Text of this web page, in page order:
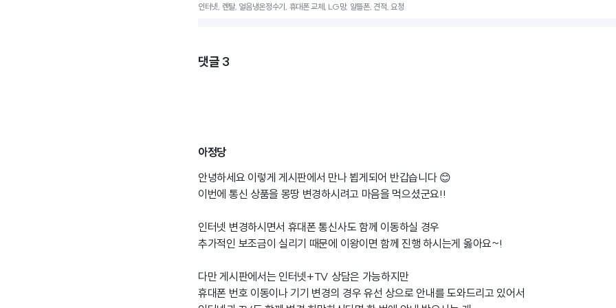
인터넷, 렌탈, 얼음냉온정수기, 휴대폰 교체, LG망, 알뜰폰, 견적, 요청
댓글 3
아정당
안녕하세요 이렇게 게시판에서 만나 뵙게되어 반갑습니다 😊
이번에 통신 상품을 몽땅 변경하시려고 마음을 먹으셨군요!!
인터넷 변경하시면서 휴대폰 통신사도 함께 이동하실 경우
추가적인 보조금이 실리기 때문에 이왕이면 함께 진행 하시는게 옳아요~!
다만 게시판에서는 인터넷+TV 상담은 가능하지만
휴대폰 번호 이동이나 기기 변경의 경우 유선 상으로 안내를 도와드리고 있어서